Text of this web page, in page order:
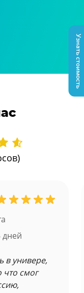
дней
в универе,
смог
Узнать стоимость